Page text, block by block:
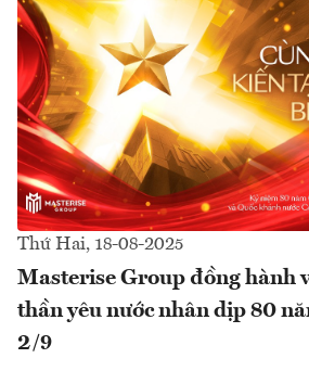
Thứ Hai, 18-08-2025
Masterise Group đồng hành
thần yêu nước nhân dịp 80
2/9